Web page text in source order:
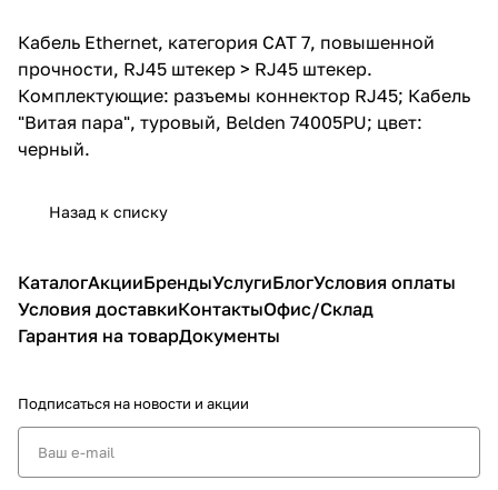
Кабель Ethernet, категория CAT 7, повышенной
прочности, RJ45 штекер > RJ45 штекер.
Комплектующие: разъемы коннектор RJ45; Кабель
"Витая пара", туровый, Belden 74005PU; цвет:
черный.
Назад к списку
КаталогАкцииБрендыУслугиБлогУсловия оплаты
Условия доставкиКонтактыОфис/Склад
Гарантия на товарДокументы
Подписаться на новости и акции